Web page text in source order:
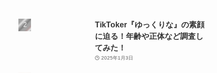
TikToker『ゆっくりな』の素顔
に迫る！年齢や正体など調査し
てみた！
2025年1月3日